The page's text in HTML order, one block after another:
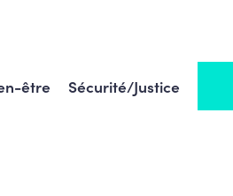
être Sécurité/Justice